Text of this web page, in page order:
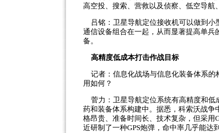
高空投、搜索、营救以及侦察、低空导
吕铭：卫星导航定位接收机可以做到小
通信设备组合在一起，从而显著提高单
备。
高精度低成本打击作战目标
记者：信息化战场与信息化装备体系的
用如何？
菅力：卫星导航定位系统有高精度和低
药和装备体系构建中。据悉，科索沃战争
格昂贵、准备时间长、技术复杂，但采用
近研制了一种GPS炮弹，命中率几乎能达